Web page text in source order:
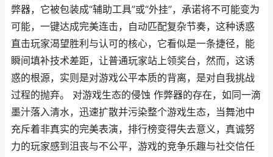
弊器，它被包装成“辅助工具”或“外挂”，承诺将不可能变为
可能，一键达成完美连击，自动匹配复杂节奏，这种诱惑
直击玩家渴望胜利与认可的核心，它看似是一条捷径，能
瞬间填补技术差距，让普通玩家站上领奖台，然而，这诱
惑的根源，实则是对游戏公平本质的背离，是对自我挑战
过程的抛弃。 对游戏生态的侵蚀 作弊器的存在，如同一滴
墨汁落入清水，迅速扩散并污染整个游戏生态，当舞池中
充斥着非真实的完美表演，排行榜变得失去意义，真诚努
力的玩家感到沮丧与不公平，游戏的竞争乐趣与社交信任